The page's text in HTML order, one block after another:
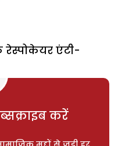
एंटी-
करें